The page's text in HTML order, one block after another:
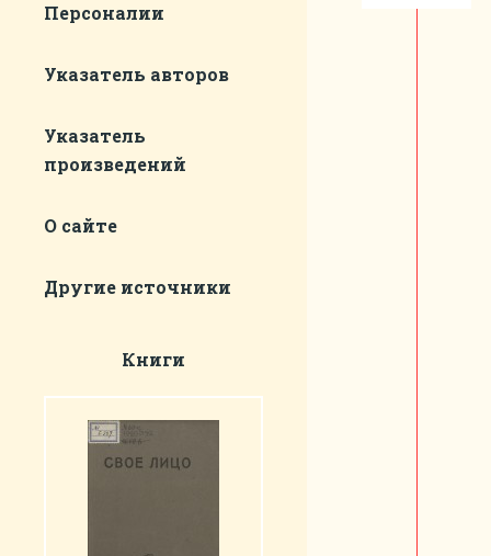
Персоналии
Указатель авторов
Указатель
произведений
О сайте
Другие источники
Книги